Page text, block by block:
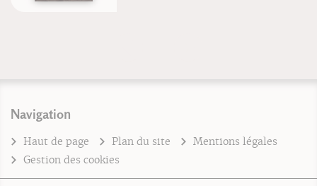
Navigation
Haut de page Plan du site
Mentions légales
Gestion des cookies